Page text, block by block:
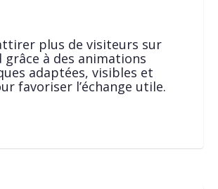
plus de visiteurs sur
à des animations
adaptées, visibles et
favoriser l’échange utile.